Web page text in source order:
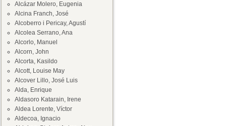
Alcázar Molero, Eugenia
Alcina Franch, José
Alcoberro i Pericay, Agustí
Alcolea Serrano, Ana
Alcorlo, Manuel
Alcorn, John
Alcorta, Kasildo
Alcott, Louise May
Alcover Lillo, José Luis
Alda, Enrique
Aldasoro Katarain, Irene
Aldea Lorente, Víctor
Aldecoa, Ignacio